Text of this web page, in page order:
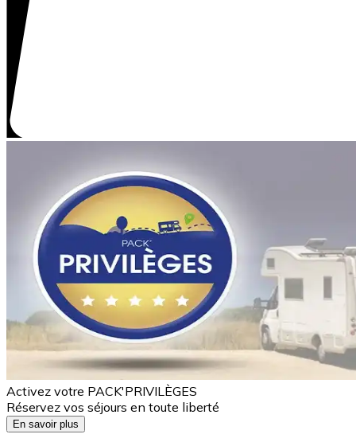
Activez votre PACK'PRIVILÈGES
Réservez vos séjours en toute liberté
En savoir plus